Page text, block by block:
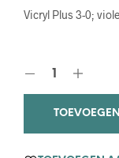
Vicryl Plus 3-0;